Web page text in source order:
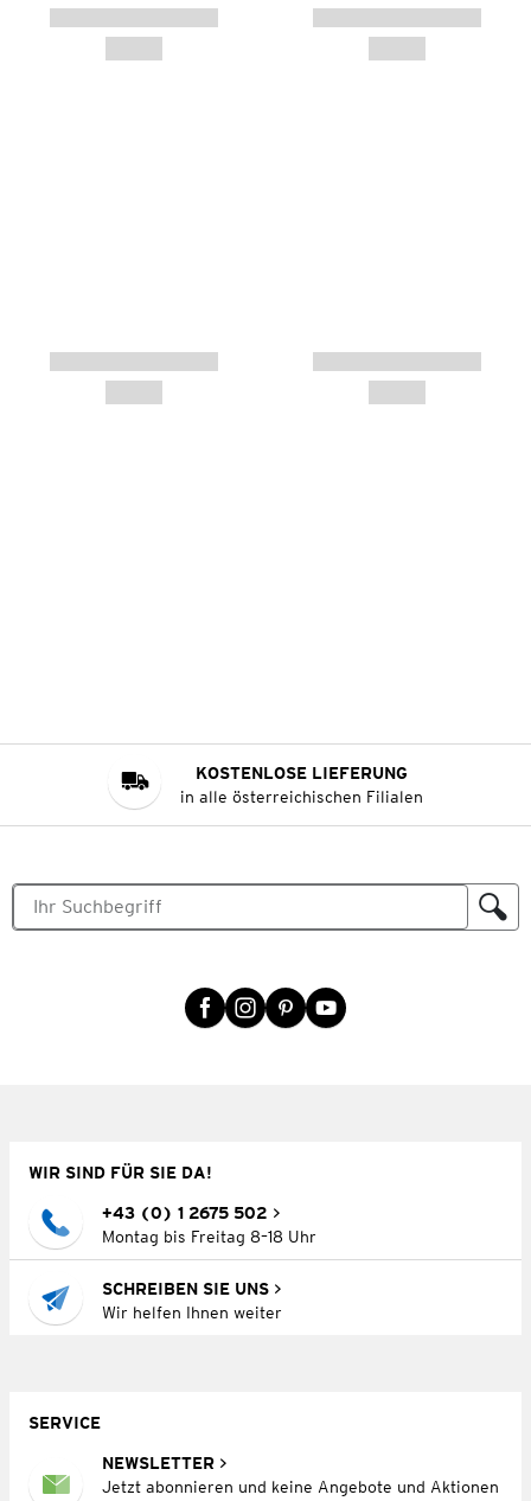
KOSTENLOSE LIEFERUNG
in alle österreichischen Filialen
WIR SIND FÜR SIE DA!
+43 (0) 1 2675 502
Montag bis Freitag 8–18 Uhr
SCHREIBEN SIE UNS
Wir helfen Ihnen weiter
SERVICE
NEWSLETTER
Jetzt abonnieren und keine Angebote und Aktionen